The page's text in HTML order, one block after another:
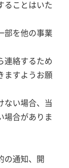
ることはいた
部を他の事業
連絡するため
ますようお願
ない場合、当
場合がありま
の通知、開